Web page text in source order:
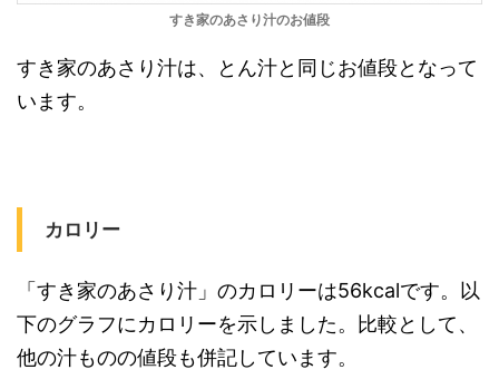
すき家のあさり汁のお値段
すき家のあさり汁は、とん汁と同じお値段となって
います。
カロリー
「すき家のあさり汁」のカロリーは56kcalです。以
下のグラフにカロリーを示しました。比較として、
他の汁ものの値段も併記しています。